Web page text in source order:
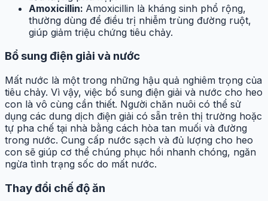
Amoxicillin: Amoxicillin là kháng sinh phổ rộng,
thường dùng để điều trị nhiễm trùng đường ruột,
giúp giảm triệu chứng tiêu chảy.
Bổ sung điện giải và nước
Mất nước là một trong những hậu quả nghiêm trọng của
tiêu chảy. Vì vậy, việc bổ sung điện giải và nước cho heo
con là vô cùng cần thiết. Người chăn nuôi có thể sử
dụng các dung dịch điện giải có sẵn trên thị trường hoặc
tự pha chế tại nhà bằng cách hòa tan muối và đường
trong nước. Cung cấp nước sạch và đủ lượng cho heo
con sẽ giúp cơ thể chúng phục hồi nhanh chóng, ngăn
ngừa tình trạng sốc do mất nước.
Thay đổi chế độ ăn